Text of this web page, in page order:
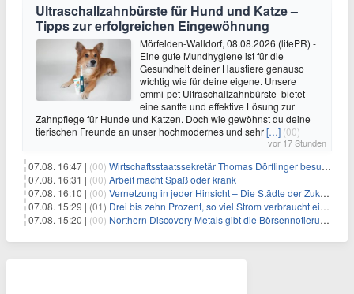
Ultraschallzahnbürste für Hund und Katze –
Tipps zur erfolgreichen Eingewöhnung
Mörfelden-Walldorf, 08.08.2026 (lifePR) -
Eine gute Mundhygiene ist für die
Gesundheit deiner Haustiere genauso
wichtig wie für deine eigene. Unsere
emmi-pet Ultraschallzahnbürste bietet
eine sanfte und effektive Lösung zur
Zahnpflege für Hunde und Katzen. Doch wie gewöhnst du deine
tierischen Freunde an unser hochmodernes und sehr[…] (00)
vor 17 Stunden
07.08. 16:47 | (00) Wirtschaftsstaatssekretär Thomas Dörflinger besucht Handwerksbetrieb im Kammerbezirk Freiburg
07.08. 16:31 | (00) Arbeit macht Spaß oder krank
07.08. 16:10 | (00) Vernetzung in jeder Hinsicht – Die Städte der Zukunft sind grün-blau
07.08. 15:29 | (01) Drei bis zehn Prozent, so viel Strom verbraucht ein Aufzug im Gebäude
07.08. 15:20 | (00) Northern Discovery Metals gibt die Börsennotierung an der Frankfurter Wertpapierbörse bekannt